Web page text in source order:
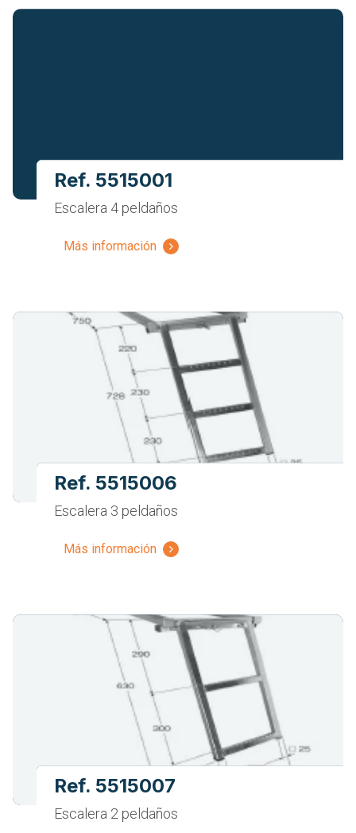
Ref. 5515001
Escalera 4 peldaños
Más información
Ref. 5515006
Escalera 3 peldaños
Más información
Ref. 5515007
Escalera 2 peldaños